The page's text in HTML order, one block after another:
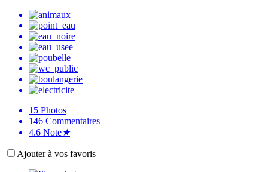
15 Photos
146 Commentaires
4.6 Note★
Ajouter à vos favoris